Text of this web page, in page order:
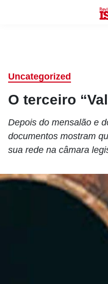
Uncategorized
O terceiro
Depois do mensalão e
documentos mostram
sua rede na câmara